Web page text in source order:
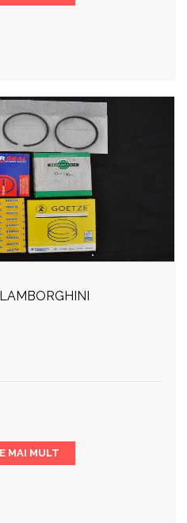
MAI MULT